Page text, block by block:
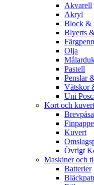
Akvarell
Akryl
Block &
Blyerts
Olja
Pastell
Penslar
Vätskor
Uni
Kort och kuvert
Kuvert
Övrigt
Maskiner och
Batterier